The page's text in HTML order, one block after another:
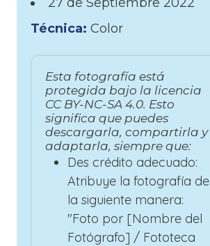
Técnica: Color
Esta fotografía está
protegida bajo la licencia
CC BY-NC-SA 4.0. Esto
significa que puedes
descargarla, compartirla y
adaptarla, siempre que:
Des crédito adecuado:
Atribuye la fotografía de
la siguiente manera:
"Foto por [Nombre del
Fotógrafo] / Fototeca